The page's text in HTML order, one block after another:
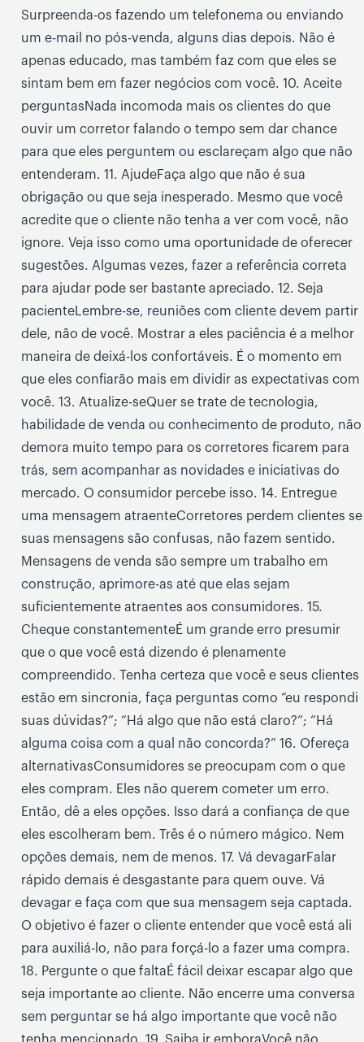
Surpreenda-os fazendo um telefonema ou enviando
um e-mail no pós-venda, alguns dias depois. Não é
apenas educado, mas também faz com que eles se
sintam bem em fazer negócios com você. 10. Aceite
perguntasNada incomoda mais os clientes do que
ouvir um corretor falando o tempo sem dar chance
para que eles perguntem ou esclareçam algo que não
entenderam. 11. AjudeFaça algo que não é sua
obrigação ou que seja inesperado. Mesmo que você
acredite que o cliente não tenha a ver com você, não
ignore. Veja isso como uma oportunidade de oferecer
sugestões. Algumas vezes, fazer a referência correta
para ajudar pode ser bastante apreciado. 12. Seja
pacienteLembre-se, reuniões com cliente devem partir
dele, não de você. Mostrar a eles paciência é a melhor
maneira de deixá-los confortáveis. É o momento em
que eles confiarão mais em dividir as expectativas com
você. 13. Atualize-seQuer se trate de tecnologia,
habilidade de venda ou conhecimento de produto, não
demora muito tempo para os corretores ficarem para
trás, sem acompanhar as novidades e iniciativas do
mercado. O consumidor percebe isso. 14. Entregue
uma mensagem atraenteCorretores perdem clientes se
suas mensagens são confusas, não fazem sentido.
Mensagens de venda são sempre um trabalho em
construção, aprimore-as até que elas sejam
suficientemente atraentes aos consumidores. 15.
Cheque constantementeÉ um grande erro presumir
que o que você está dizendo é plenamente
compreendido. Tenha certeza que você e seus clientes
estão em sincronia, faça perguntas como “eu respondi
suas dúvidas?”; “Há algo que não está claro?”; “Há
alguma coisa com a qual não concorda?” 16. Ofereça
alternativasConsumidores se preocupam com o que
eles compram. Eles não querem cometer um erro.
Então, dê a eles opções. Isso dará a confiança de que
eles escolheram bem. Três é o número mágico. Nem
opções demais, nem de menos. 17. Vá devagarFalar
rápido demais é desgastante para quem ouve. Vá
devagar e faça com que sua mensagem seja captada.
O objetivo é fazer o cliente entender que você está ali
para auxiliá-lo, não para forçá-lo a fazer uma compra.
18. Pergunte o que faltaÉ fácil deixar escapar algo que
seja importante ao cliente. Não encerre uma conversa
sem perguntar se há algo importante que você não